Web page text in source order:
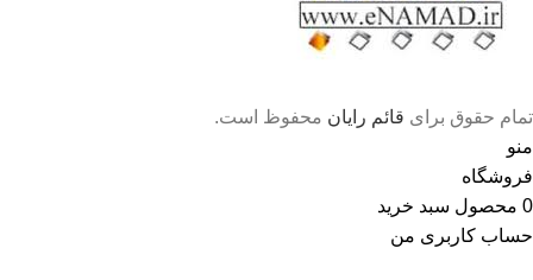
تمام حقوق برای قائم رایان محفوظ است.
منو
فروشگاه
0 محصول سبد خرید
حساب کاربری من